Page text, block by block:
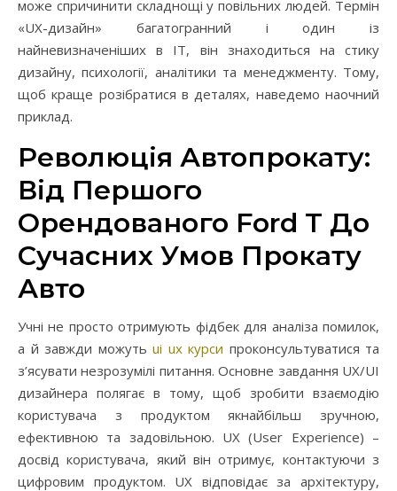
може спричинити складнощі у повільних людей. Термін
«UX-дизайн» багатогранний і один із
найневизначеніших в IT, він знаходиться на стику
дизайну, психології, аналітики та менеджменту. Тому,
щоб краще розібратися в деталях, наведемо наочний
приклад.
Революція Автопрокату:
Від Першого
Орендованого Ford T До
Сучасних Умов Прокату
Авто
Учні не просто отримують фідбек для аналіза помилок,
а й завжди можуть ui ux курси проконсультуватися та
з’ясувати незрозумілі питання. Основне завдання UX/UI
дизайнера полягає в тому, щоб зробити взаємодію
користувача з продуктом якнайбільш зручною,
ефективною та задовільною. UX (User Experience) –
досвід користувача, який він отримує, контактуючи з
цифровим продуктом. UX відповідає за архітектуру,